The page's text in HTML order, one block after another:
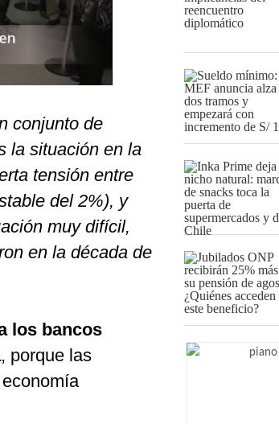
conjunto de
la situación en la
tensión entre
del 2%), y
muy difícil,
en la década de
los bancos
, porque las